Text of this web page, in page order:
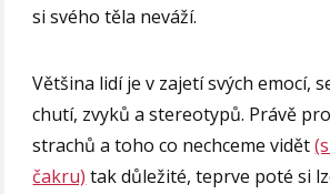
si svého těla neváží.
Většina lidí je v zajetí svých emocí,
chutí, zvyků a stereotypů. Právě
strachů a toho co nechceme vidět
čakru) tak důležité, teprve poté si